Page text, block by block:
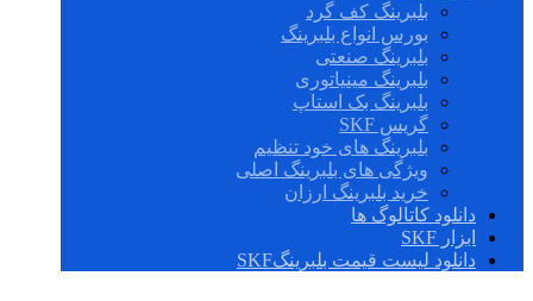
بلبرینگ کف گرد
بورس انواع بلبرینگ
بلبرینگ صنعتی
بلبرینگ مینیاتوری
بلبرینگ بک استاپ
گریس SKF
بلبرینگ های خود تنظیم
ویژگی های بلبرینگ اصلی
خرید بلبرینگ ارزان
دانلود کاتالوگ ها
ابزار SKF
دانلود لیست قیمت بلبرینگSKF